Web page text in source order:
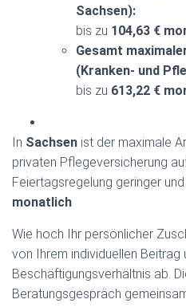
Sachsen):
bis zu 104,63 €
Gesamt
(Kranken- und
bis zu 613,22 €
In Sachsen ist der maximale
privaten Pflegeversicherung
Feiertagsregelung geringer
monatlich
Wie hoch Ihr persönlicher
von Ihrem individuellen Beitrag
Beschäftigungsverhältnis ab.
Beratungsgespräch